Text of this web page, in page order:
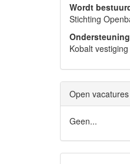
Wordt
Stichting
Kobalt
Open vacatures
Geen...